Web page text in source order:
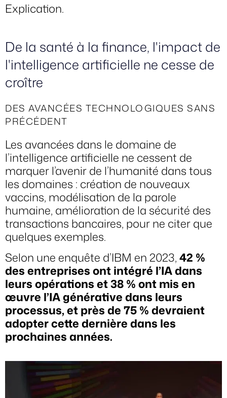
Explication.
De la santé à la finance, l'impact de
l'intelligence artificielle ne cesse de
croître
DES AVANCÉES TECHNOLOGIQUES SANS
PRÉCÉDENT
Les avancées dans le domaine de
l’intelligence artificielle ne cessent de
marquer l’avenir de l’humanité dans tous
les domaines : création de nouveaux
vaccins, modélisation de la parole
humaine, amélioration de la sécurité des
transactions bancaires, pour ne citer que
quelques exemples.
Selon une enquête d’IBM en 2023,42 %
des entreprises ont intégré l’IA dans
leurs opérations et 38 % ont mis en
œuvre l’IA générative dans leurs
processus, et près de 75 % devraient
adopter cette dernière dans les
prochaines années.